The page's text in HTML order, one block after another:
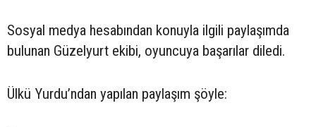
Sosyal medya hesabından konuyla ilgili paylaşımda
bulunan Güzelyurt ekibi, oyuncuya başarılar diledi.
Ülkü Yurdu’ndan yapılan paylaşım şöyle: